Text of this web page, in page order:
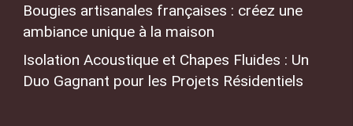
Bougies artisanales françaises : créez une
ambiance unique à la maison
Isolation Acoustique et Chapes Fluides : Un
Duo Gagnant pour les Projets Résidentiels